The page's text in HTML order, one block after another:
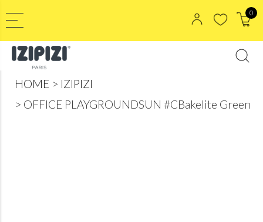
0
HOME
IZIPIZI
OFFICE PLAYGROUNDSUN #CBakelite Green